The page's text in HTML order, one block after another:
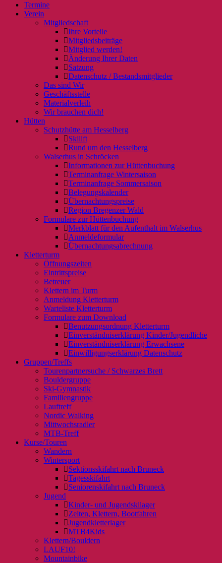
Termine
Verein
Mitgliedschaft
Ihre Vorteile
Mitgliedsbeiträge
Mitglied werden!
Änderung Ihrer Daten
Satzung
Datenschutz / Bestandsmitglieder
Das sind Wir
Geschäftsstelle
Materialverleih
Wir brauchen dich!
Hütten
Schutzhütte am Hesselberg
Skilift
Rund um den Hesselberg
Walserhus in Schröcken
Informationen zur Hüttenbuchung
Terminanfrage Wintersaison
Terminanfrage Sommersaison
Belegungskalender
Übernachtungspreise
Region Bregenzer Wald
Formulare zur Hüttenbuchung
Merkblatt für den Aufenthalt im Walserhus
Anmeldeformular
Übernachtungsabrechnung
Kletterturm
Öffnungszeiten
Eintrittspreise
Betreuer
Klettern im Turm
Anmeldung Kletterturm
Warteliste Kletterturm
Formulare zum Download
Benutzungsordnung Kletterturm
Einverständniserklärung Kinder/Jugendliche
Einverständniserklärung Erwachsene
Einwilligungserklärung Datenschutz
Gruppen/Treffs
Tourenpartnersuche / Schwarzes Brett
Bouldergruppe
Ski-Gymnastik
Familiengruppe
Lauftreff
Nordic Walking
Mittwochsradler
MTB-Treff
Kurse/Touren
Wandern
Wintersport
Sektionsskifahrt nach Bruneck
Tagesskifahrt
Seniorenskifahrt nach Bruneck
Jugend
Kinder- und Jugendskilager
Zelten, Klettern, Bootfahren
Jugendkletterlager
MTB4Kids
Klettern/Bouldern
LAUF10!
Mountainbike